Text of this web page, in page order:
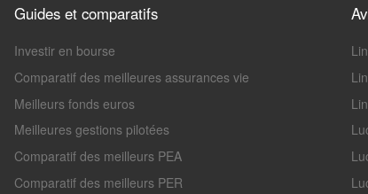
Guides et comparatifs
Investir en bourse
Comparatif des meilleures assurances vie
Meilleurs fonds euros
Meilleures gestions pilotées
Comparatif des meilleurs PEA
Comparatif des meilleurs PER